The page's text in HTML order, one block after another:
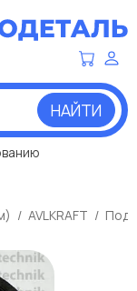
НАЙТИ
AVLKRAFT